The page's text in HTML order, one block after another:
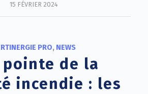
15 FÉVRIER 2024
PRO, NEWS
pointe de la
incendie : les